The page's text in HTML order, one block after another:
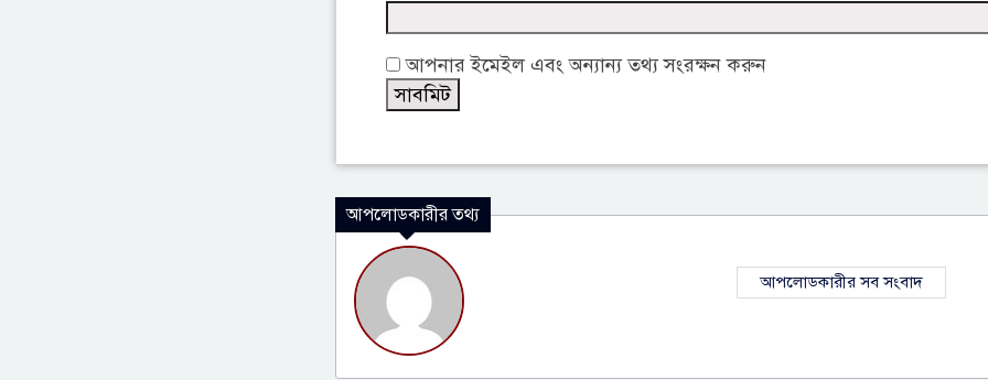
আপনার ইমেইল এবং অন্যান্য তথ্য সংরক্ষন করুন
আপলোডকারীর তথ্য
আপলোডকারীর সব সংবাদ